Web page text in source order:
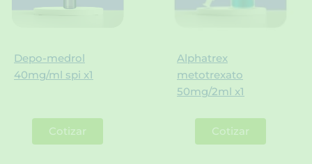
Depo-medrol
40mg/ml spi x1
Cotizar
Alphatrex
metotrexato
50mg/2ml x1
Cotizar